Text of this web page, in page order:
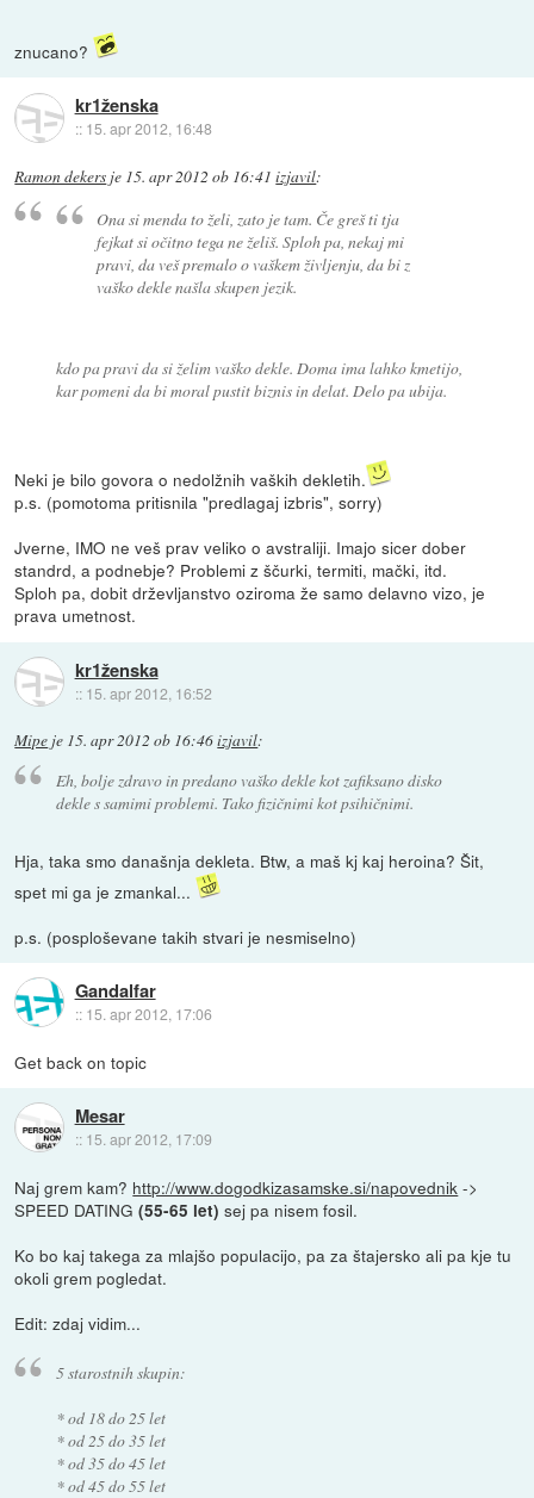
znucano?
kr1ženska
:: 15. apr 2012, 16:48
Ramon dekers je 15. apr 2012 ob 16:41 izjavil:
Ona si menda to želi, zato je tam. Če greš ti tja
fejkat si očitno tega ne želiš. Sploh pa, nekaj mi
pravi, da veš premalo o vaškem življenju, da bi z
vaško dekle našla skupen jezik.
kdo pa pravi da si želim vaško dekle. Doma ima lahko kmetijo,
kar pomeni da bi moral pustit biznis in delat. Delo pa ubija.
Neki je bilo govora o nedolžnih vaških dekletih.
p.s. (pomotoma pritisnila "predlagaj izbris", sorry)
Jverne, IMO ne veš prav veliko o avstraliji. Imajo sicer dober
standrd, a podnebje? Problemi z ščurki, termiti, mački, itd.
Sploh pa, dobit drževljanstvo oziroma že samo delavno vizo, je
prava umetnost.
kr1ženska
:: 15. apr 2012, 16:52
Mipe je 15. apr 2012 ob 16:46izjavil:
Eh, bolje zdravo in predano vaško dekle kot zafiksano disko
dekle s samimi problemi. Tako fizičnimi kot psihičnimi.
Hja, taka smo današnja dekleta. Btw, a maš kj kaj heroina? Šit,
spet mi ga je zmankal...
p.s. (posploševane takih stvari je nesmiselno)
Gandalfar
:: 15. apr 2012, 17:06
Get back on topic
Mesar
:: 15. apr 2012, 17:09
Naj grem kam? http://www.dogodkizasamske.si/napovednik ->
SPEED DATING(55-65 let) sej pa nisem fosil.
Ko bo kaj takega za mlajšo populacijo, pa za štajersko ali pa kje tu
okoli grem pogledat.
Edit: zdaj vidim...
5 starostnih skupin:
* od 18 do 25 let
* od 25 do 35 let
* od 35 do 45 let
* od 45 do 55 let